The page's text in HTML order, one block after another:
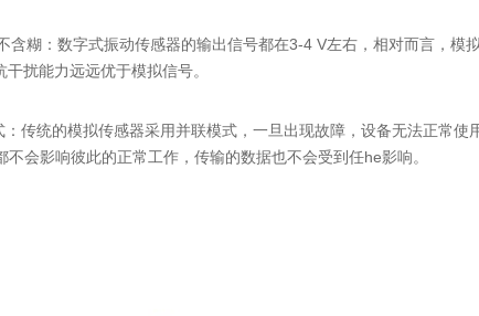
糊：数字式振动传感器的输出信号都在3-4 V左右，相对而言，模
扰能力远远优于模拟信号。
统的模拟传感器采用并联模式，一旦出现故障，设备无法正常使
会影响彼此的正常工作，传输的数据也不会受到任he影响。